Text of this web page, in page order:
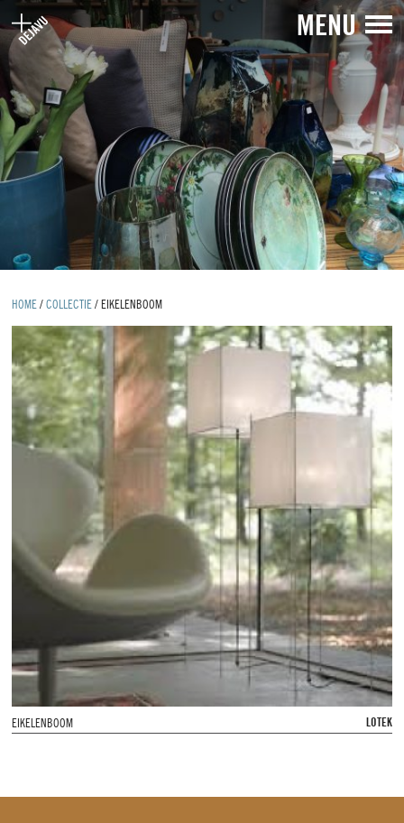
MENU
HOME /COLLECTIE / EIKELENBOOM
EIKELENBOOM LOTEK